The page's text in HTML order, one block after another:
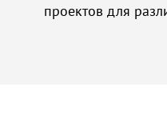
проектов для